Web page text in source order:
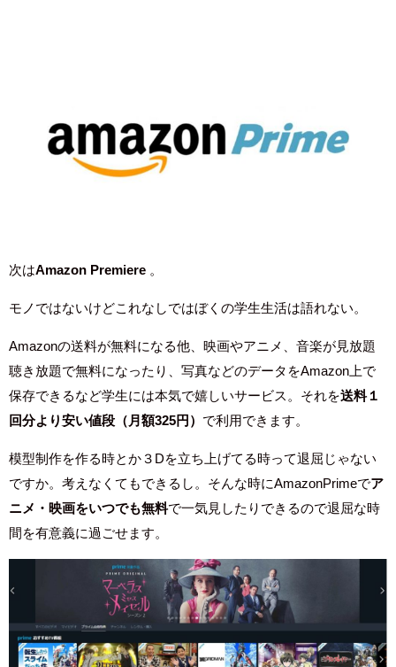
次はAmazon Premiere
モノではないけどこれなしではぼくの学生生活は語れない。
Amazonの送料が無料になる他、映画やアニメ、音楽が見放題
聴き放題で無料になったり、写真などのデータをAmazon上で
保存できるなど学生には本気で嬉しいサービス。それを送料１
回分より安い値段（月額325円） で利用できます。
模型制作を作る時とか３Dを立ち上げてる時って退屈じゃない
ですか。考えなくてもできるし。そんな時にAmazonPrimeでア
ニメ・映画をいつでも無料で一気見したりできるので退屈な時
間を有意義に過ごせます。